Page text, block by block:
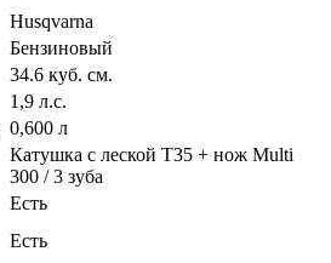
Husqvarna
Бензиновый
34.6 куб. см.
1,9 л.с.
0,600 л
Катушка с леской T35 + нож Multi
300 / 3 зуба
Есть
Есть